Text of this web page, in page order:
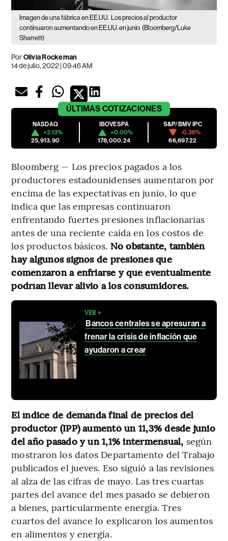
Imagen de una fábrica en EE.UU. Los precios al productor
continuaron aumentando en EE.UU. en junio (Bloomberg/Luke
Sharrett)
PorOlivia Rockeman
14 de julio, 2022 | 09:46 AM
ÚLTIMAS COTIZACIONES
NASDAQ
+2.13%
25,913.90
IBOVESPA
+0.00%
178,000.24
S&P/BMV IPC
-0.36%
66,697.22
Bloomberg — Los precios pagados a los
productores estadounidenses aumentaron por
encima de las expectativas en junio, lo que
indica que las empresas continuaron
enfrentando fuertes presiones inflacionarias
antes de una reciente caída en los costos de
los productos básicos. No obstante, también
hay algunos signos de presiones que
comenzaron a enfriarse y que eventualmente
podrían llevar alivio a los consumidores.
VER +
Bancos centrales se apresuran a
frenar la crisis de inflación que
ayudaron a crear
El índice de demanda final de precios del
productor (IPP) aumentó un 11,3% desde junio
del año pasado y un 1,1% intermensual, según
mostraron los datos Departamento del Trabajo
publicados el jueves. Eso siguió a las revisiones
al alza de las cifras de mayo. Las tres cuartas
partes del avance del mes pasado se debieron
a bienes, particularmente energía. Tres
cuartos del avance lo explicaron los aumentos
en alimentos y energía.